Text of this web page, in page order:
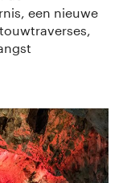
een nieuwe